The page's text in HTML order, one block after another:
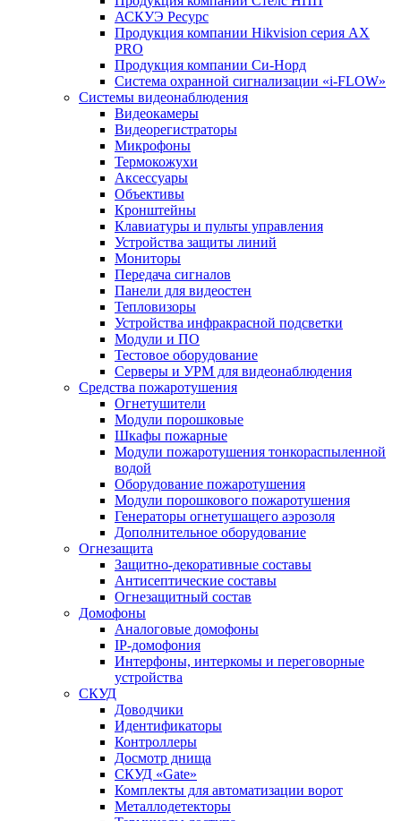
АСКУЭ Ресурс
Продукция компании Hikvision серия AX
PRO
Продукция компании Си-Норд
Система охранной сигнализации «i-FLOW»
Системы видеонаблюдения
Видеокамеры
Видеорегистраторы
Микрофоны
Термокожухи
Аксессуары
Объективы
Кронштейны
Клавиатуры и пульты управления
Устройства защиты линий
Мониторы
Передача сигналов
Панели для видеостен
Тепловизоры
Устройства инфракрасной подсветки
Модули и ПО
Тестовое оборудование
Серверы и УРМ для видеонаблюдения
Средства пожаротушения
Огнетушители
Модули порошковые
Шкафы пожарные
Модули пожаротушения тонкораспыленной
водой
Оборудование пожаротушения
Модули порошкового пожаротушения
Генераторы огнетушащего аэрозоля
Дополнительное оборудование
Огнезащита
Защитно-декоративные составы
Антисептические составы
Огнезащитный состав
Домофоны
Аналоговые домофоны
IP-домофония
Интерфоны, интеркомы и переговорные
устройства
СКУД
Доводчики
Идентификаторы
Контроллеры
Досмотр днища
СКУД «Gate»
Комплекты для автоматизации ворот
Металлодетекторы